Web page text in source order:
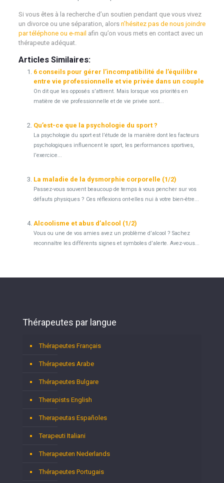
Si vous êtes à la recherche d’un soutien pendant que vous vivez
un divorce ou une séparation, alors n’hésitez pas de nous joindre
par téléphone ou e-mail afin qu’on vous mets en contact avec un
thérapeute adéquat.
Articles Similaires:
6 conseils pour gérer l’incompatibilité de l’équilibre
entre vie professionnelle et vie privée dans un couple
On dit que les opposés s’attirent. Mais lorsque vos priorités en
matière de vie professionnelle et de vie privée sont...
Qu’est-ce que la psychologie du sport ?
La psychologie du sport est l’étude de la manière dont les facteurs
psychologiques influencent le sport, les performances sportives,
l’exercice...
La maladie de la dysmorphie corporelle (1/2)
Passez-vous souvent beaucoup de temps à vous pencher sur vos
défauts physiques ? Ces réflexions ont-elles nui à votre bien-être...
Alcoolisme et abus d’alcool (1/2)
Vous ou une de vos amies avez un problème d’alcool ? Sachez
reconnaître les différents signes et symboles d’alerte. Avez-vous...
Thérapeutes par langue
Thérapeutes Français
Thérapeutes Arabe
Thérapeutes Bulgare
Therapists English
Therapeutas Españoles
Terapeuti Italiani
Therapeuten Nederlands
Thérapeutes Portugais